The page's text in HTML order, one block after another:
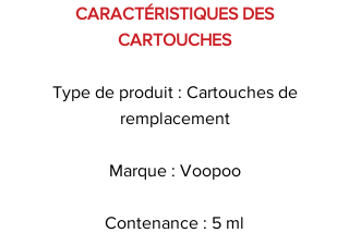
CARACTÉRISTIQUES DES
CARTOUCHES
Type de produit : Cartouches de
remplacement
Marque : Voopoo
Contenance : 5 ml